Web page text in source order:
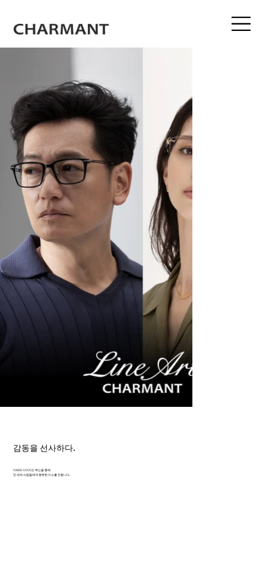
감동을 선사하다.
미래와 이어지는 혁신을 통해
전 세계 사람들에게 행복한 미소를 전합니다.